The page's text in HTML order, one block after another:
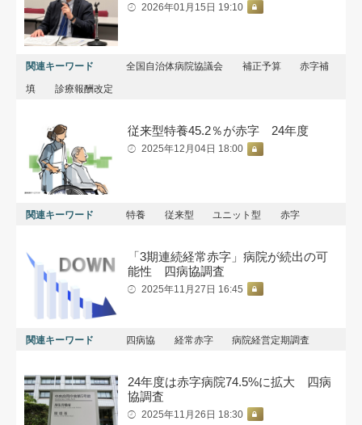
2026年01月15日 19:10
関連キーワード 全国自治体病院協議会 補正予算
赤字補
填
診療報酬改定
従来型特養45.2％が赤字 24年度
2025年12月04日 18:00
関連キーワード 特養 従来型 ユニット型 赤字
「3期連続経常赤字」病院が続出の可
能性 四病協調査
2025年11月27日 16:45
関連キーワード 四病協 経常赤字 病院経営定期調査
24年度は赤字病院74.5%に拡大 四病
協調査
2025年11月26日 18:30